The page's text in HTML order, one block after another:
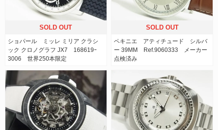
SOLD OUT
ショパール ミッレ ミリア クラシ
ック クロノグラフ JX7 168619ｰ
3006 世界250本限定
SOLD OUT
ペキニエ アティチュード シルバ
ー 39MM Ref.9060333 メーカー
点検済み